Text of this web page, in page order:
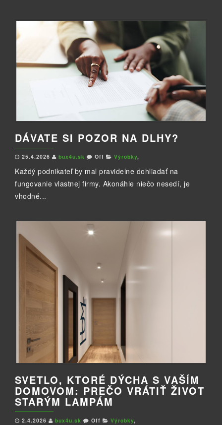
DÁVATE SI POZOR NA DLHY?
25.4.2026 bux4u.sk Off Výrobky,
Každý podnikateľ by mal pravidelne dohliadať na
fungovanie vlastnej firmy. Akonáhle niečo nesedí, je
vhodné...
SVETLO, KTORÉ DÝCHA S VAŠÍM
DOMOVOM: PREČO VRÁTIŤ ŽIVOT
STARÝM LAMPÁM
2.4.2026 bux4u.sk Off Výrobky,